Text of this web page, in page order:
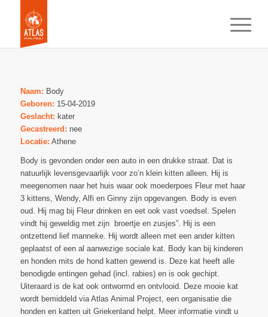
Naam: Body
Geboren: 15-04-2019
Geslacht: kater
Gecastreerd: nee
Locatie: Athene
Body is gevonden onder een auto in een drukke straat. Dat is
natuurlijk levensgevaarlijk voor zo’n klein kitten alleen. Hij is
meegenomen naar het huis waar ook moederpoes Fleur met haar
3 kittens, Wendy, Alfi en Ginny zijn opgevangen. Body is even
oud. Hij mag bij Fleur drinken en eet ook vast voedsel. Spelen
vindt hij geweldig met zijn broertje en zusjes”. Hij is een
ontzettend lief manneke. Hij wordt alleen met een ander kitten
geplaatst of een al aanwezige sociale kat. Body kan bij kinderen
en honden mits de hond katten gewend is. Deze kat heeft alle
benodigde entingen gehad (incl. rabies) en is ook gechipt.
Uiteraard is de kat ook ontwormd en ontvlooid. Deze mooie kat
wordt bemiddeld via Atlas Animal Project, een organisatie die
honden en katten uit Griekenland helpt. Meer informatie vindt u